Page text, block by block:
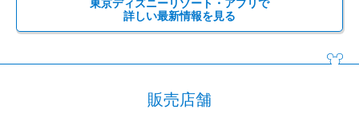
詳しい最新情報を見る
販売店舗